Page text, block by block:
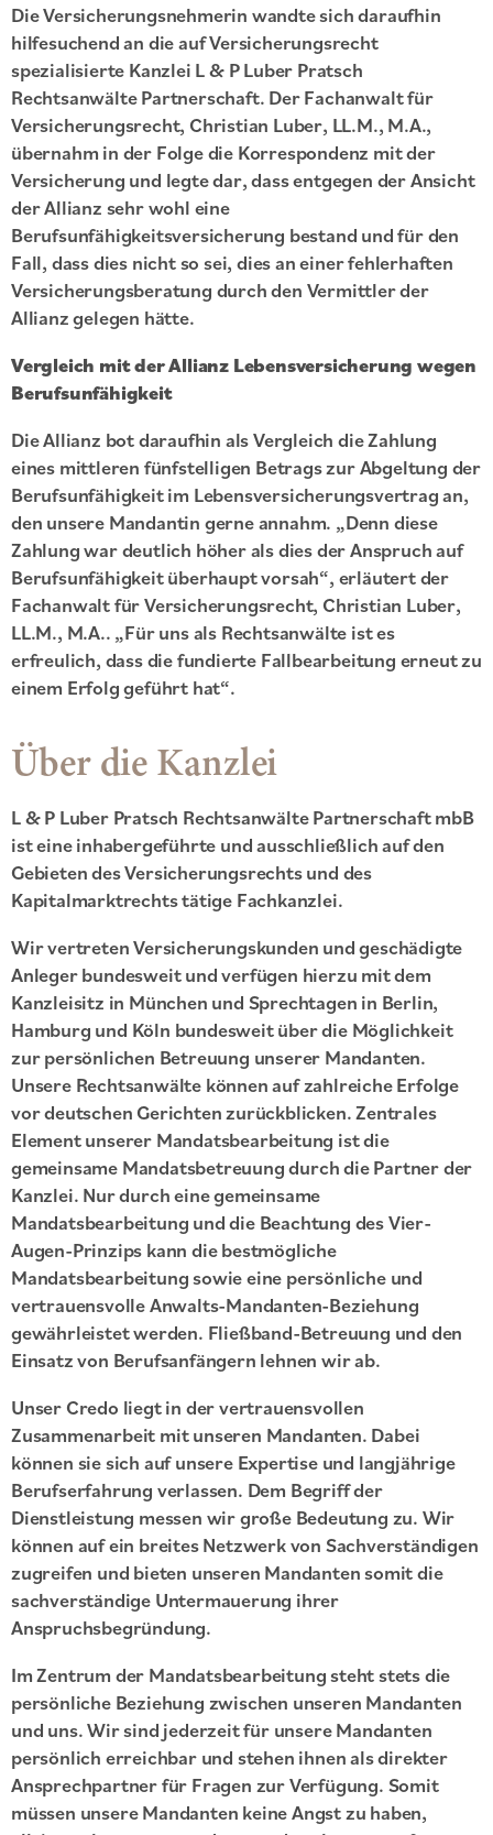
Die Versicherungsnehmerin wandte sich daraufhin
hilfesuchend an die auf Versicherungsrecht
spezialisierte Kanzlei L & P Luber Pratsch
Rechtsanwälte Partnerschaft. Der Fachanwalt für
Versicherungsrecht, Christian Luber, LL.M., M.A.,
übernahm in der Folge die Korrespondenz mit der
Versicherung und legte dar, dass entgegen der Ansicht
der Allianz sehr wohl eine
Berufsunfähigkeitsversicherung bestand und für den
Fall, dass dies nicht so sei, dies an einer fehlerhaften
Versicherungsberatung durch den Vermittler der
Allianz gelegen hätte.
Vergleich mit der Allianz Lebensversicherung wegen
Berufsunfähigkeit
Die Allianz bot daraufhin als Vergleich die Zahlung
eines mittleren fünfstelligen Betrags zur Abgeltung der
Berufsunfähigkeit im Lebensversicherungsvertrag an,
den unsere Mandantin gerne annahm. „Denn diese
Zahlung war deutlich höher als dies der Anspruch auf
Berufsunfähigkeit überhaupt vorsah“, erläutert der
Fachanwalt für Versicherungsrecht, Christian Luber,
LL.M., M.A.. „Für uns als Rechtsanwälte ist es
erfreulich, dass die fundierte Fallbearbeitung erneut zu
einem Erfolg geführt hat“.
Über die Kanzlei
L & P Luber Pratsch Rechtsanwälte Partnerschaft mbB
ist eine inhabergeführte und ausschließlich auf den
Gebieten des Versicherungsrechts und des
Kapitalmarktrechts tätige Fachkanzlei.
Wir vertreten Versicherungskunden und geschädigte
Anleger bundesweit und verfügen hierzu mit dem
Kanzleisitz in München und Sprechtagen in Berlin,
Hamburg und Köln bundesweit über die Möglichkeit
zur persönlichen Betreuung unserer Mandanten.
Unsere Rechtsanwälte können auf zahlreiche Erfolge
vor deutschen Gerichten zurückblicken. Zentrales
Element unserer Mandatsbearbeitung ist die
gemeinsame Mandatsbetreuung durch die Partner der
Kanzlei. Nur durch eine gemeinsame
Mandatsbearbeitung und die Beachtung des Vier-
Augen-Prinzips kann die bestmögliche
Mandatsbearbeitung sowie eine persönliche und
vertrauensvolle Anwalts-Mandanten-Beziehung
gewährleistet werden. Fließband-Betreuung und den
Einsatz von Berufsanfängern lehnen wir ab.
Unser Credo liegt in der vertrauensvollen
Zusammenarbeit mit unseren Mandanten. Dabei
können sie sich auf unsere Expertise und langjährige
Berufserfahrung verlassen. Dem Begriff der
Dienstleistung messen wir große Bedeutung zu. Wir
können auf ein breites Netzwerk von Sachverständigen
zugreifen und bieten unseren Mandanten somit die
sachverständige Untermauerung ihrer
Anspruchsbegründung.
Im Zentrum der Mandatsbearbeitung steht stets die
persönliche Beziehung zwischen unseren Mandanten
und uns. Wir sind jederzeit für unsere Mandanten
persönlich erreichbar und stehen ihnen als direkter
Ansprechpartner für Fragen zur Verfügung. Somit
müssen unsere Mandanten keine Angst zu haben,